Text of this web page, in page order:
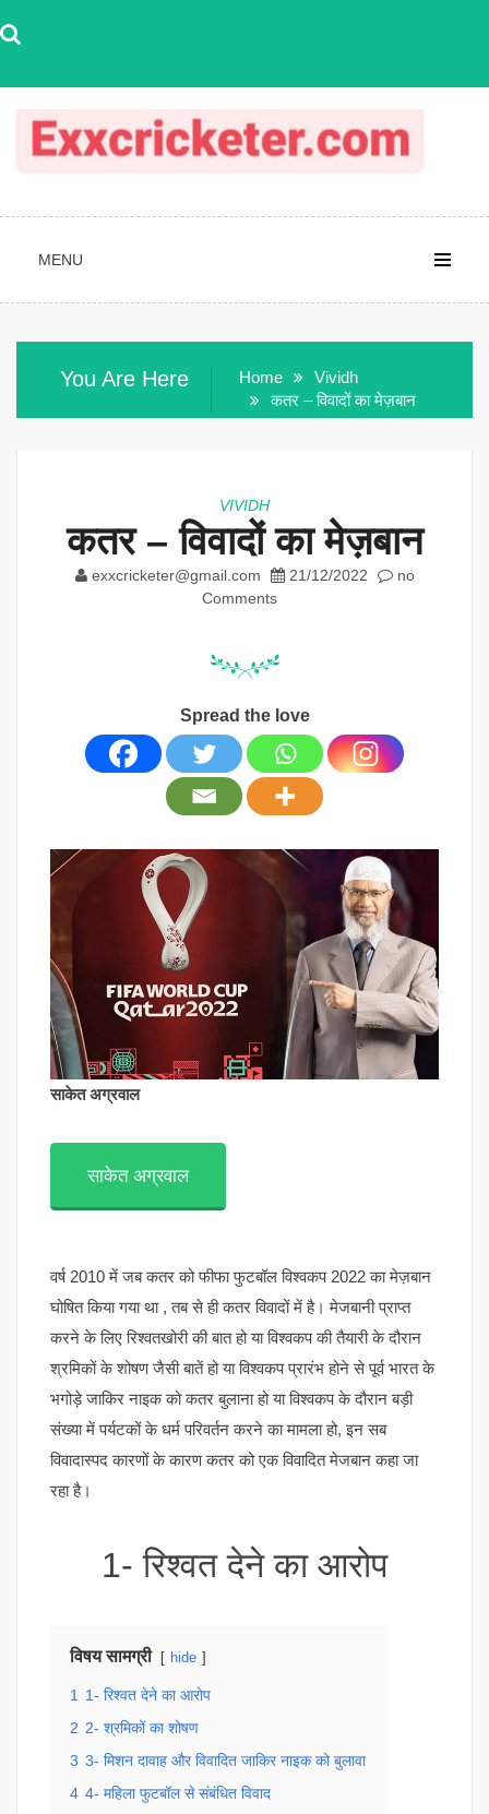
to
MENU
You Are Here Home
Vividh
कतर – विवादों का मेज़बान
VIVIDH
कतर – विवादों का मेज़बान
exxcricketer@gmail.com 21/12/2022
no
Comments
Spread the love
साकेत अग्रवाल
साकेत अग्रवाल
वर्ष 2010 में जब कतर को फीफा फुटबॉल विश्वकप 2022 का मेज़बान
घोषित किया गया था , तब से ही कतर विवादों में है। मेजबानी प्राप्त
करने के लिए रिश्वतखोरी की बात हो या विश्वकप की तैयारी के दौरान
श्रमिकों के शोषण जैसी बातें हो या विश्वकप प्रारंभ होने से पूर्व भारत के
भगोड़े जाकिर नाइक को कतर बुलाना हो या विश्वकप के दौरान बड़ी
संख्या में पर्यटकों के धर्म परिवर्तन करने का मामला हो, इन सब
विवादास्पद कारणों के कारण कतर को एक विवादित मेजबान कहा जा
रहा है।
1- रिश्वत देने का आरोप
विषय सामग्री hide
1
1- रिश्वत देने का आरोप
2 2- श्रमिकों का शोषण
3 3- मिशन दावाह और विवादित जाकिर नाइक को बुलावा
4 4- महिला फुटबॉल से संबंधित विवाद